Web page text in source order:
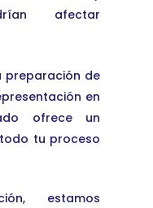
afectar
preparación de
en
ofrece un
tu proceso
estamos